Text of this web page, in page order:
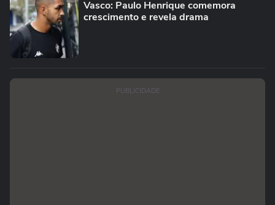
Vasco: Paulo Henrique comemora
crescimento e revela drama
PUBLICIDADE